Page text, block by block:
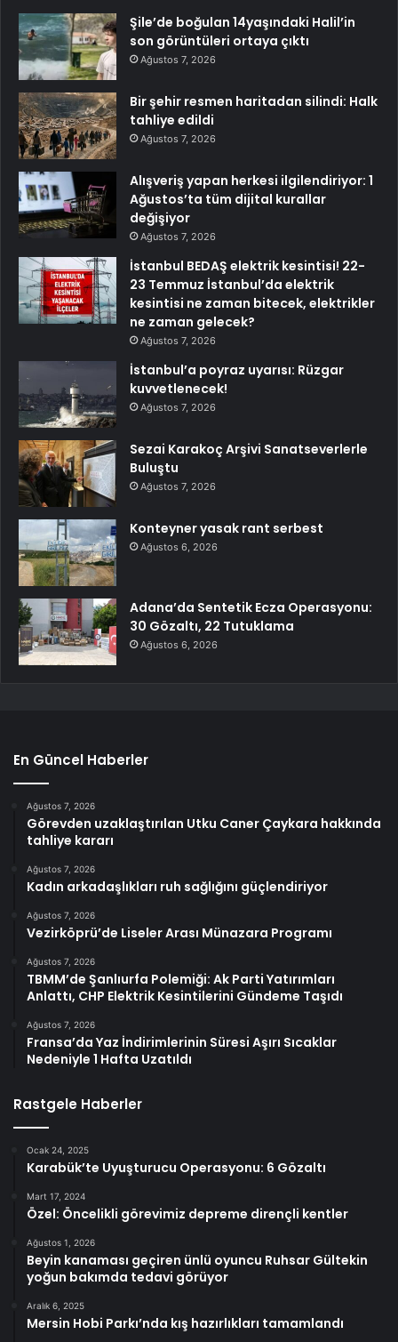
Şile’de boğulan 14yaşındaki Halil’in
son görüntüleri ortaya çıktı
Ağustos 7, 2026
Bir şehir resmen haritadan silindi: Halk
tahliye edildi
Ağustos 7, 2026
Alışveriş yapan herkesi ilgilendiriyor: 1
Ağustos’ta tüm dijital kurallar
değişiyor
Ağustos 7, 2026
İstanbul BEDAŞ elektrik kesintisi! 22-
23 Temmuz İstanbul’da elektrik
kesintisi ne zaman bitecek, elektrikler
ne zaman gelecek?
Ağustos 7, 2026
İstanbul’a poyraz uyarısı: Rüzgar
kuvvetlenecek!
Ağustos 7, 2026
Sezai Karakoç Arşivi Sanatseverlerle
Buluştu
Ağustos 7, 2026
Konteyner yasak rant serbest
Ağustos 6, 2026
Adana’da Sentetik Ecza Operasyonu:
30 Gözaltı, 22 Tutuklama
Ağustos 6, 2026
En Güncel Haberler
Ağustos 7, 2026
Görevden uzaklaştırılan Utku Caner Çaykara hakkında
tahliye kararı
Ağustos 7, 2026
Kadın arkadaşlıkları ruh sağlığını güçlendiriyor
Ağustos 7, 2026
Vezirköprü’de Liseler Arası Münazara Programı
Ağustos 7, 2026
TBMM’de Şanlıurfa Polemiği: Ak Parti Yatırımları
Anlattı, CHP Elektrik Kesintilerini Gündeme Taşıdı
Ağustos 7, 2026
Fransa’da Yaz İndirimlerinin Süresi Aşırı Sıcaklar
Nedeniyle 1 Hafta Uzatıldı
Rastgele Haberler
Ocak 24, 2025
Karabük’te Uyuşturucu Operasyonu: 6 Gözaltı
Mart 17, 2024
Özel: Öncelikli görevimiz depreme dirençli kentler
Ağustos 1, 2026
Beyin kanaması geçiren ünlü oyuncu Ruhsar Gültekin
yoğun bakımda tedavi görüyor
Aralık 6, 2025
Mersin Hobi Parkı’nda kış hazırlıkları tamamlandı